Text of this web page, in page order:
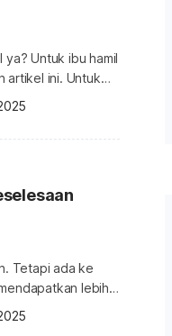
Untuk ibu hamil
ini. Untuk
di sini.
untuk
semasa
Tetapi ada ke
normal jika ada
dan tidak berbau